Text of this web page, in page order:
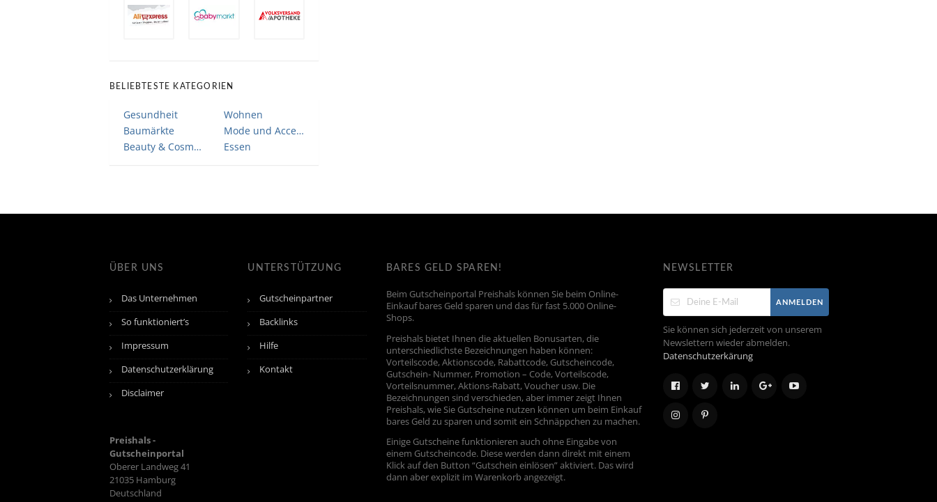
BELIEBTESTE KATEGORIEN
Gesundheit
Wohnen
Baumärkte
Mode und Accessoires
Beauty & Cosmetic
Essen
ÜBER UNS
Das Unternehmen
So funktioniert’s
Impressum
Datenschutzerklärung
Disclaimer
Preishals -
Gutscheinportal
Oberer Landweg 41
21035 Hamburg
Deutschland
UNTERSTÜTZUNG
Gutscheinpartner
Backlinks
Hilfe
Kontakt
BARES GELD SPAREN!
Beim Gutscheinportal Preishals können Sie beim Online-
Einkauf bares Geld sparen und das für fast 5.000 Online-
Shops.
Preishals bietet Ihnen die aktuellen Bonusarten, die
unterschiedlichste Bezeichnungen haben können:
Vorteilscode, Aktionscode, Rabattcode, Gutscheincode,
Gutschein- Nummer, Promotion – Code, Vorteilscode,
Vorteilsnummer, Aktions-Rabatt, Voucher usw. Die
Bezeichnungen sind verschieden, aber immer zeigt Ihnen
Preishals, wie Sie Gutscheine nutzen können um beim Einkauf
bares Geld zu sparen und somit ein Schnäppchen zu machen.
Einige Gutscheine funktionieren auch ohne Eingabe von
einem Gutscheincode. Diese werden dann direkt mit einem
Klick auf den Button “Gutschein einlösen” aktiviert. Das wird
dann aber explizit im Warenkorb angezeigt.
NEWSLETTER
ANMELDEN
Sie können sich jederzeit von unserem
Newslettern wieder abmelden.
Datenschutzerkärung